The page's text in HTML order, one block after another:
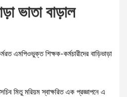
ভাতা বাড়াল
এমপিওভুক্ত শিক্ষক-কর্মচারীদের বাড়িভাড়া
মিতু মরিয়ম স্বাক্ষরিত এক প্রজ্ঞাপনে এ